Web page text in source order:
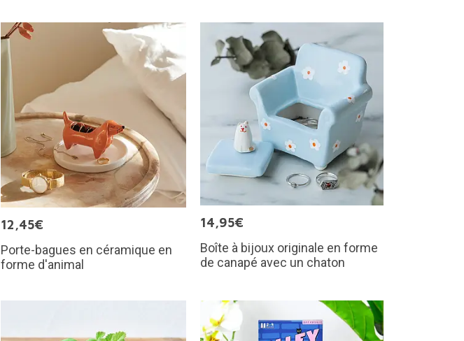
12,45€
Porte-bagues en céramique en
forme d'animal
14,95€
Boîte à bijoux originale en forme
de canapé avec un chaton